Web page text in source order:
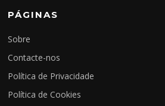
PÁGINAS
Sobre
Contacte-nos
Política de Privacidade
Política de Cookies